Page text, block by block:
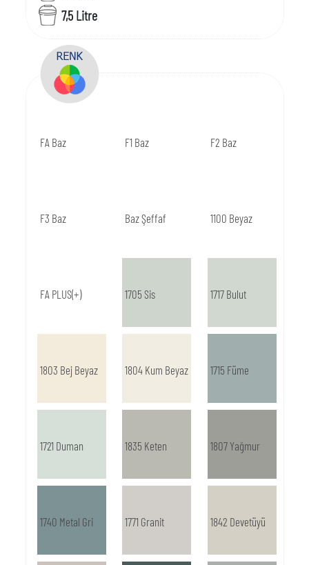
7,5 Litre
FA Baz F1 Baz F2 Baz
F3 Baz Baz Şeffaf 1100 Beyaz
FA PLUS(+) 1705 Sis 1717 Bulut
1803 Bej Beyaz 1804 Kum Beyaz 1715 Füme
1721 Duman 1835 Keten 1807 Yağmur
1740 Metal Gri 1771 Granit 1842 Devetüyü